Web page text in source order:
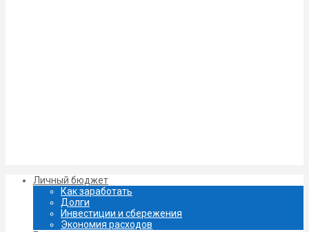
Личный бюджет
Как заработать
Долги
Инвестиции и сбережения
Экономия расходов